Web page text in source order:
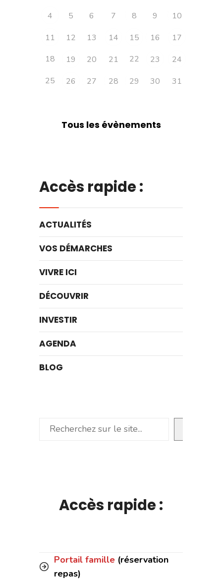
4
5 6 7 8 9
10
11
12 13 14 15 16
17
18
19 20 21 22 23
24
25
26 27 28 29 30 31
Tous les évènements
Accès rapide :
ACTUALITÉS
VOS DÉMARCHES
VIVRE ICI
DÉCOUVRIR
INVESTIR
AGENDA
BLOG
Rechercher
Accès rapide :
Portail famille (réservation
repas)